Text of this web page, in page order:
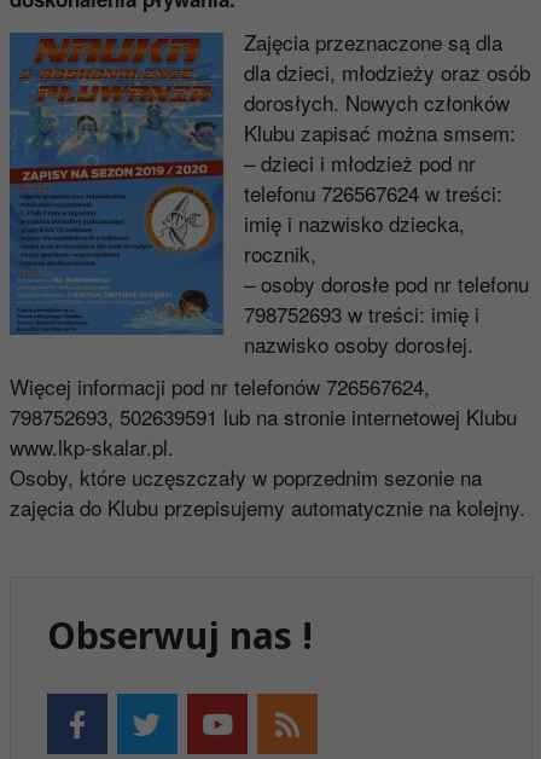
Zajęcia przeznaczone są dla
dla dzieci, młodzieży oraz osób
dorosłych. Nowych członków
Klubu zapisać można smsem:
– dzieci i młodzież pod nr
telefonu 726567624 w treści:
imię i nazwisko dziecka,
rocznik,
– osoby dorosłe pod nr telefonu
798752693 w treści: imię i
nazwisko osoby dorosłej.
Więcej informacji pod nr telefonów 726567624,
798752693, 502639591 lub na stronie internetowej Klubu
www.lkp-skalar.pl.
Osoby, które uczęszczały w poprzednim sezonie na
zajęcia do Klubu przepisujemy automatycznie na kolejny.
Obserwuj nas !